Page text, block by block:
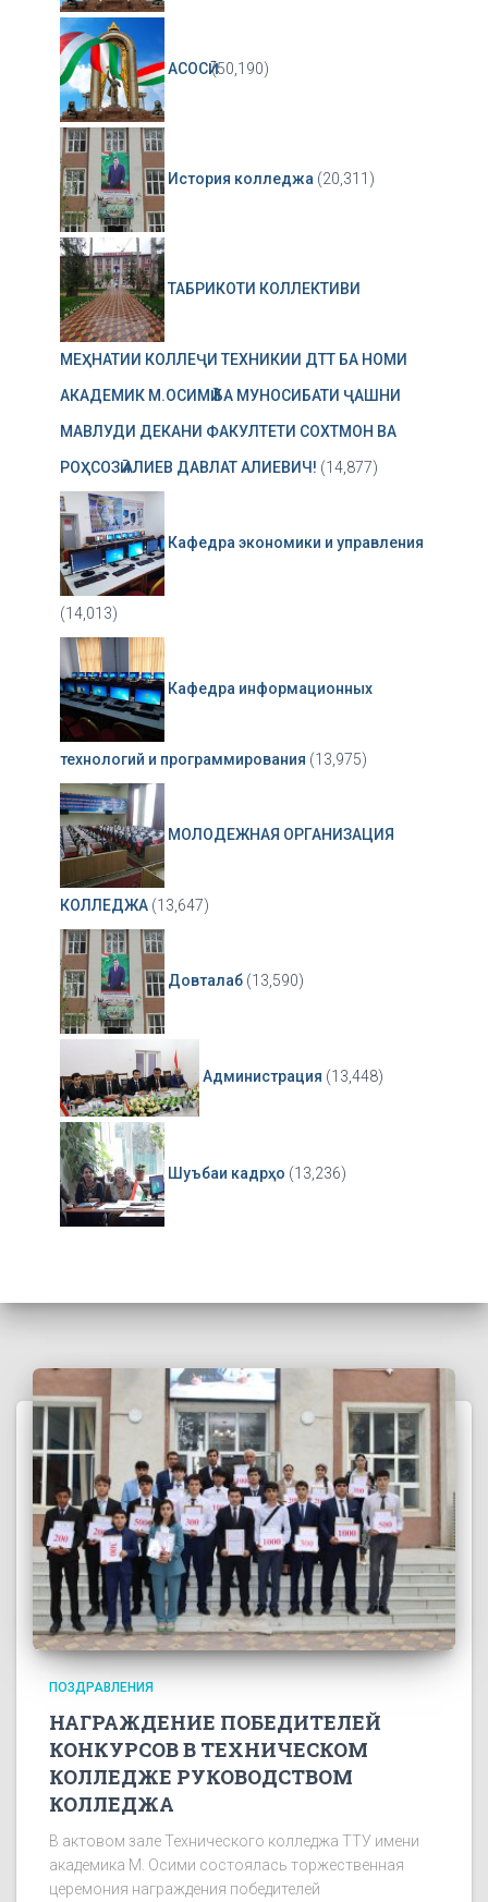
АСОСӢ(50,190)
История колледжа (20,311)
ТАБРИКОТИ КОЛЛЕКТИВИ
МЕҲНАТИИ КОЛЛЕҶИ ТЕХНИКИИ ДТТ БА НОМИ
АКАДЕМИК М.ОСИМӢ БА МУНОСИБАТИ ҶАШНИ
МАВЛУДИ ДЕКАНИ ФАКУЛТЕТИ СОХТМОН ВА
РОҲСОЗӢ АЛИЕВ ДАВЛАТ АЛИЕВИЧ! (14,877)
Кафедра экономики и управления
(14,013)
Кафедра информационных
технологий и программирования (13,975)
МОЛОДЕЖНАЯ ОРГАНИЗАЦИЯ
КОЛЛЕДЖА (13,647)
Довталаб (13,590)
Администрация (13,448)
Шуъбаи кадрҳо (13,236)
ПОЗДРАВЛЕНИЯ
НАГРАЖДЕНИЕ ПОБЕДИТЕЛЕЙ
КОНКУРСОВ В ТЕХНИЧЕСКОМ
КОЛЛЕДЖЕ РУКОВОДСТВОМ
КОЛЛЕДЖА
В актовом зале Технического колледжа ТТУ имени
академика М. Осими состоялась торжественная
церемония награждения победителей